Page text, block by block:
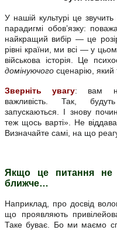
У нашій культурі це
парадигмі обов’язку:
найкращий вибір — це
рівні країни, ми всі — у
військова історія. Це
домінуючого сценарію, який
Зверніть увагу: вам
важливість.Так,
запускаються. І знову
теж щось варті». Не
Визначайте самі, на що
Якщо це питання
ближче…
Наприклад, про досвід
що проявляють
Таке буває. Бо ми маємо